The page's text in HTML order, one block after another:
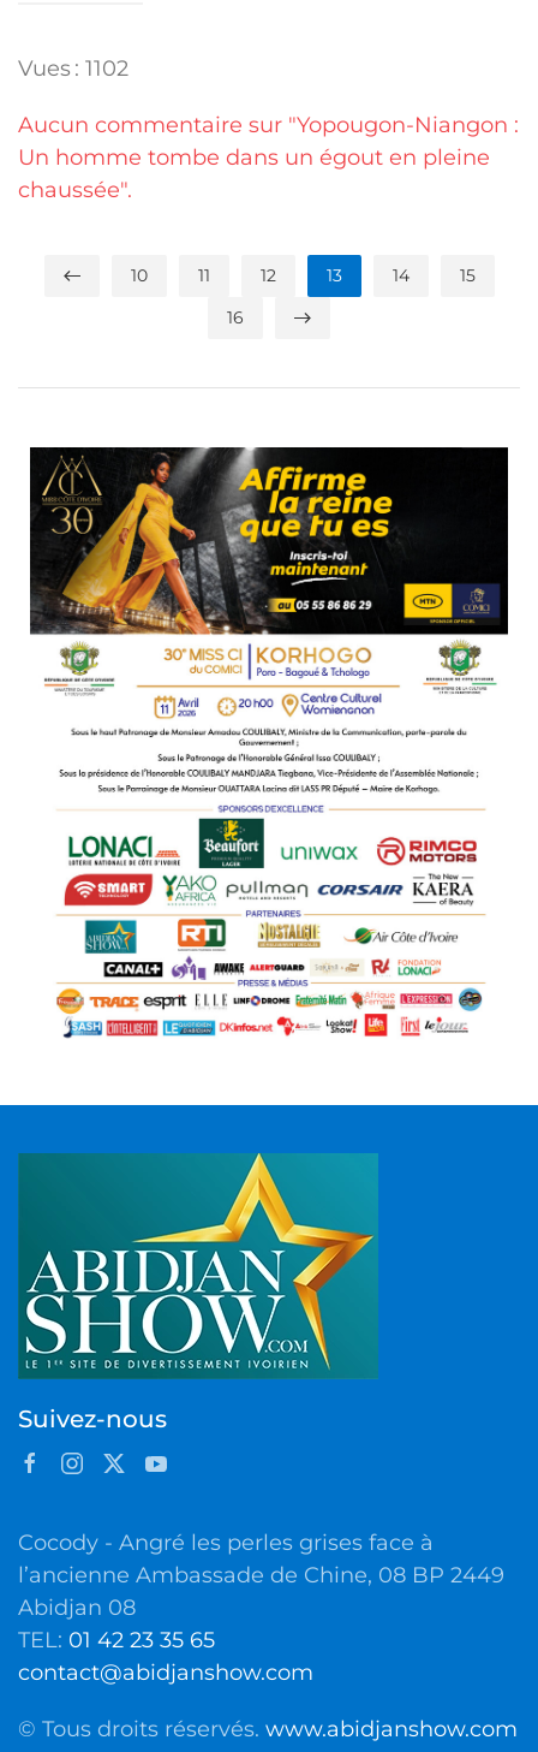
Vues : 1102
Aucun commentaire sur "Yopougon-Niangon :
Un homme tombe dans un égout en pleine
chaussée".
10 11 12 13 14
15
16
Suivez-nous
Cocody - Angré les perles grises face à
l’ancienne Ambassade de Chine, 08 BP 2449
Abidjan 08
TEL: 01 42 23 35 65
contact@abidjanshow.com
© Tous droits réservés. www.abidjanshow.com